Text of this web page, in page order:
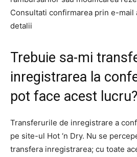
Consultati confirmarea prin e-mail
detalii
Trebuie sa-mi
inregistrarea la
pot face acest lucru?
Transferurile de inregistrare a
pe site-ul Hot ‘n Dry. Nu se
transfera inregistrarea; cu toate